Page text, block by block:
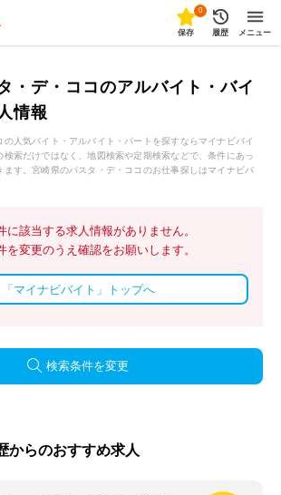
0
保存 履歴 メニュー
・デ・ココのアルバイト・バイ
情報
人気バイト・アルバイト・パートを探すならマイナビバイ
検索だけではなく、地図検索や定期検索などで、条件にあっ
ます。宮崎県のパスタ・デ・ココのお仕事探しはマイナビバ
に該当する求人情報がありません。
を変更のうえ確認をお願いします。
「マイナビバイト」トップへ
検索条件を変更
からのおすすめ求人